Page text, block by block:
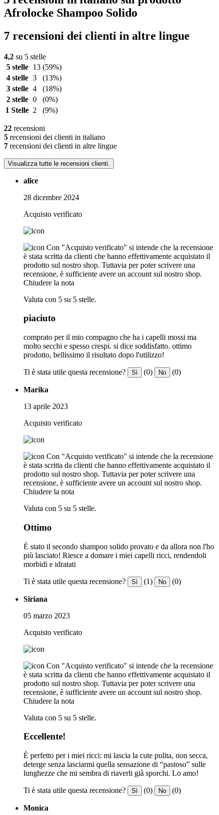
Afrolocke Shampoo Solido
7 recensioni dei clienti in altre lingue
4,2 su 5 stelle
5 stelle
13 (59%)
4 stelle 3
(13%)
3 stelle 4
(18%)
2 stelle 0
(0%)
1 Stelle 2 (9%)
22 recensioni
5 recensioni dei clienti in italiano
7 recensioni dei clienti in altre lingue
Visualizza tutte le recensioni clienti.
alice
28 dicembre 2024
Acquisto verificato
Con "Acquisto verificato" si intende che la recensione
è stata scritta da clienti che hanno effettivamente acquistato il
prodotto sul nostro shop. Tuttavia per poter scrivere una
recensione, è sufficiente avere un account sul nostro shop.
Chiudere la nota
Valuta con 5 su 5 stelle.
piaciuto
comprato per il mio compagno che ha i capelli mossi ma
molto secchi e spesso crespi. si dice soddisfatto. ottimo
prodotto, bellissimo il risultato dopo l'utilizzo!
Ti è stata utile questa recensione? Sì (0) No (0)
Marika
13 aprile 2023
Acquisto verificato
Con "Acquisto verificato" si intende che la recensione
è stata scritta da clienti che hanno effettivamente acquistato il
prodotto sul nostro shop. Tuttavia per poter scrivere una
recensione, è sufficiente avere un account sul nostro shop.
Chiudere la nota
Valuta con 5 su 5 stelle.
Ottimo
È stato il secondo shampoo solido provato e da allora non l'ho
più lasciato! Riesce a domare i miei capelli ricci, rendendoli
morbidi e idratati
Ti è stata utile questa recensione? Sì (1) No (0)
Siriana
05 marzo 2023
Acquisto verificato
Con "Acquisto verificato" si intende che la recensione
è stata scritta da clienti che hanno effettivamente acquistato il
prodotto sul nostro shop. Tuttavia per poter scrivere una
recensione, è sufficiente avere un account sul nostro shop.
Chiudere la nota
Valuta con 5 su 5 stelle.
Eccellente!
È perfetto per i miei ricci: mi lascia la cute pulita, non secca,
deterge senza lasciarmi quella sensazione di “pastoso” sulle
lunghezze che mi sembra di riaverli già sporchi. Lo amo!
Ti è stata utile questa recensione? Sì (0) No (0)
Monica